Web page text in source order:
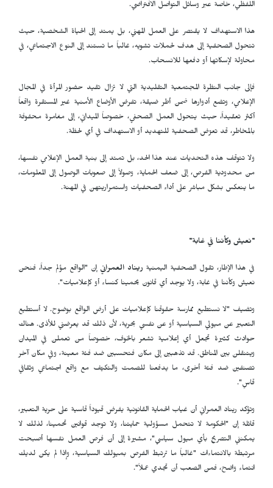
اللفظي، خاصة عبر وسائل التواصل الافتراضي.
هذا الاستهداف لا يقتصر على العمل المهني، بل يمتد إلى الحياة الشخصية، حيث
تتحول الصحفية إلى هدف لحملات تشويه، غالباً ما تستند إلى النوع الاجتماعي، في
محاولة لإسكاتها أو دفعها للانسحاب.
فإلى جانب النظرة المجتمعية التقليدية التي لا تزال تقيد حضور المرأة في المجال
الإعلامي، وتضع أدوارها ضمن أطر ضيقة، تفرض الأوضاع الأمنية غير المستقرة واقعاً
أكثر تعقيداً، حيث يتحول العمل الصحفي، خصوصاً الميداني، إلى مغامرة محفوفة
بالمخاطر، قد تعرّض الصحفية للتهديد أو الاستهداف في أي لحظة.
ولا تتوقف هذه التحديات عند هذا الحد، بل تمتد إلى بنية العمل الإعلامي نفسها،
من محدودية الفرص، إلى ضعف الحماية، وصولاً إلى صعوبات الوصول إلى المعلومات،
ما ينعكس بشكل مباشر على أداء الصحفيات واستمراريتهن في المهنة.
"نعيش وكأننا في غابة"
في هذا الإطار، تقول الصحفية اليمنية ريناد العمراني إن "الواقع مؤلم جداً، فنحن
نعيش وكأننا في غابة، ولا يوجد أي قانون يحمينا كنساء أو كإعلاميات".
وتضيف "لا نستطيع ممارسة حقوقنا كإعلاميات على أرض الواقع بوضوح. لا أستطيع
التعبير عن ميولي السياسية أو عن نفسي بحرية، لأن ذلك قد يعرضني للأذى. هناك
حوادث كثيرة تجعل أي إعلامية تشعر بالخوف، خصوصاً من تعملن في الميدان
ويتنقلن بين المناطق. قد تذهبين إلى مكان فتحسبين ضد فئة معينة، وفي مكان آخر
تصنفين ضد فئة أخرى، ما يدفعنا للصمت والتكيّف مع واقع اجتماعي وثقافي
قاسٍ".
وتؤكد ريناد العمراني أن غياب الحماية القانونية يفرض قيوداً قاسية على حرية التعبير،
قائلة إن "الحكومة لا تتحمل مسؤولية حمايتنا، ولا توجد قوانين تحمينا، لذلك لا
يمكنني التصريح بأي ميول سياسي"، مشيرة إلى أن فرص العمل نفسها أصبحت
مرتبطة بالانتماءات "غالباً ما ترتبط الفرص بميولك السياسية، وإذا لم يكن لديك
انتماء واضح، فمن الصعب أن تجدي عملاً".